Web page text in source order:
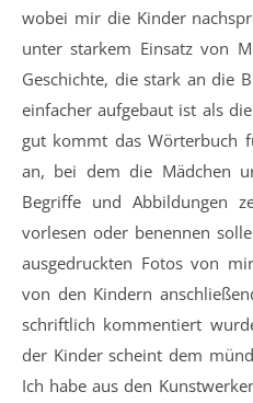
wobei mir die Kinder
unter starkem Einsatz von
Geschichte, die stark an die
einfacher aufgebaut ist als
gut kommt das Wörterbuch
an, bei dem die Mädchen
Begriffe und Abbildungen
vorlesen oder benennen
ausgedruckten Fotos von
von den Kindern
schriftlich kommentiert
der Kinder scheint dem
Ich habe aus den